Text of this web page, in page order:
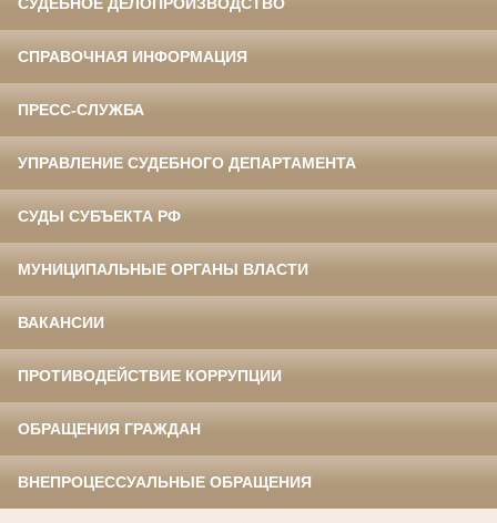
СПРАВОЧНАЯ ИНФОРМАЦИЯ
ПРЕСС-СЛУЖБА
УПРАВЛЕНИЕ СУДЕБНОГО ДЕПАРТАМЕНТА
СУДЫ СУБЪЕКТА РФ
МУНИЦИПАЛЬНЫЕ ОРГАНЫ ВЛАСТИ
ВАКАНСИИ
ПРОТИВОДЕЙСТВИЕ КОРРУПЦИИ
ОБРАЩЕНИЯ ГРАЖДАН
ВНЕПРОЦЕССУАЛЬНЫЕ ОБРАЩЕНИЯ